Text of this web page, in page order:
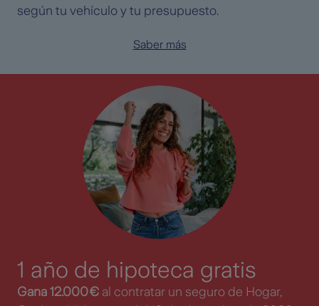
según tu vehículo y tu presupuesto.
Saber más
1 año de hipoteca gratis
Gana 12.000 € al contratar un seguro de Hogar,